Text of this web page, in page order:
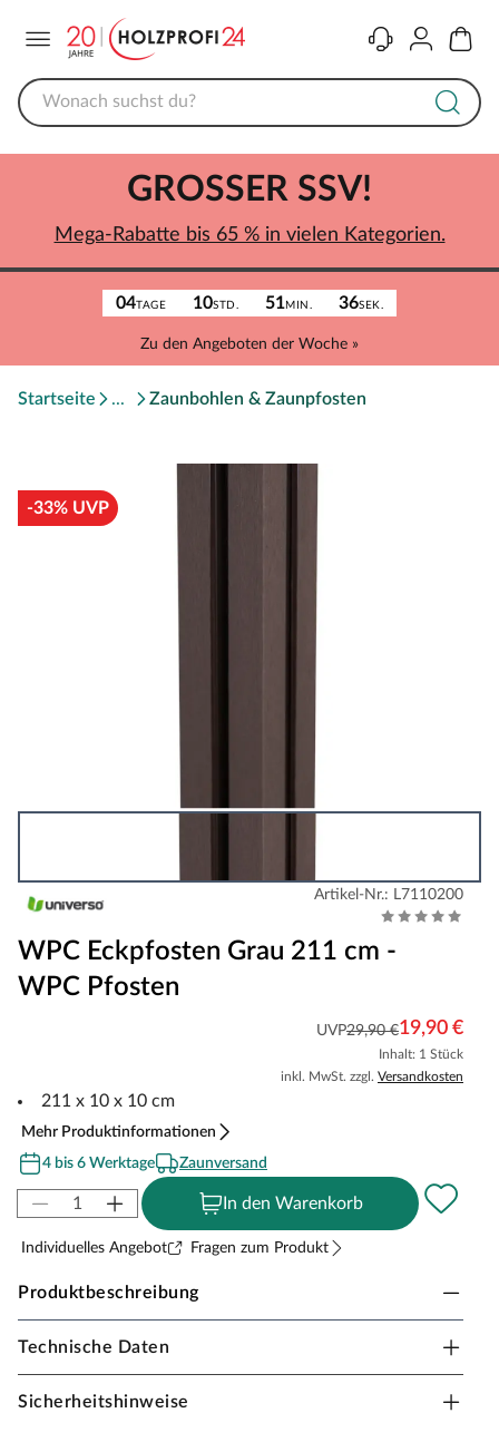
KontaktKonto
04TAGE 10STD. 51MIN. 36SEK.
Zu den Angeboten der Woche »
GROSSER SSV!
Mega-Rabatte bis 65 % in vielen Kategorien.
Startseite Zaunbohlen & Zaunpfosten
-33% UVP
Artikel-Nr.: L7110200
WPC Eckpfosten Grau 211 cm -
WPC Pfosten
UVP29,90 €19,90 €
Inhalt: 1 Stück
inkl. MwSt. zzgl. Versandkosten
211 x 10 x 10 cm
Mehr Produktinformationen
4 bis 6 Werktage
Zaunversand
In den Warenkorb
Individuelles Angebot Fragen zum Produkt
Produktbeschreibung
WPC Eckpfosten Grau 211 cm - WPC
Technische Daten
Sicherheitshinweise